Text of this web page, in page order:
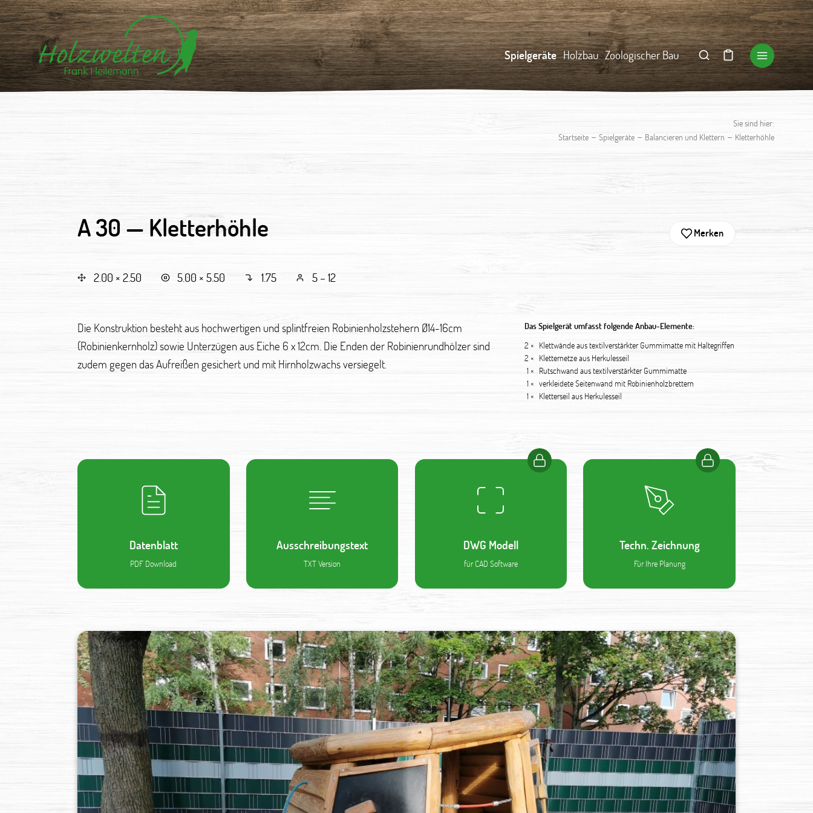
Spielgeräte Holzbau Zoologischer Bau
Sie sind hier:
Startseite – Spielgeräte – Balancieren und Klettern – Kletterhöhle
A 30 — Kletterhöhle Merken
2.00 × 2.50 5.00 × 5.50 1.75 5 – 12
Die Konstruktion besteht aus hochwertigen und splintfreien Robinienholzstehern Ø14-16cm
(Robinienkernholz) sowie Unterzügen aus Eiche 6 x 12cm. Die Enden der Robinienrundhölzer sind
zudem gegen das Aufreißen gesichert und mit Hirnholzwachs versiegelt.
Das Spielgerät umfasst folgende Anbau-Elemente:
2 × Klettwände aus textilverstärkter Gummimatte mit Haltegriffen
2 × Kletternetze aus Herkulesseil
1 × Rutschwand aus textilverstärkter Gummimatte
1 × verkleidete Seitenwand mit Robinienholzbrettern
1 × Kletterseil aus Herkulesseil
Datenblatt
PDF Download
Ausschreibungstext
TXT Version
DWG Modell
für CAD Software
Techn. Zeichnung
Für Ihre Planung